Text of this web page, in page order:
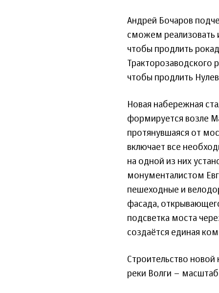
Андрей Бочаров
сможем реализовать
чтобы продлить
Тракторозаводского
чтобы продлить
Новая набережная
формируется возле
протянувшаяся от
включает все
на одной из них
монументалистом
пешеходные и
фасада,
подсветка моста
создаётся единая
Строительство
реки Волги –